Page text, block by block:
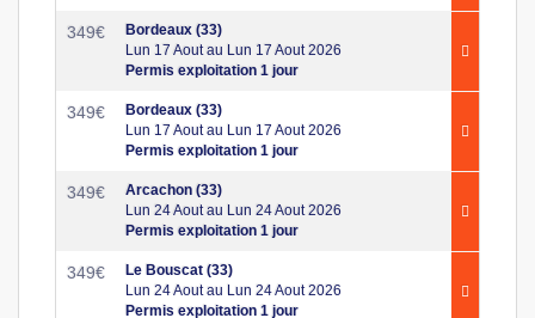
349€
Bordeaux (33)
Lun 17 Aout au Lun 17 Aout 2026
Permis exploitation 1 jour
349€
Bordeaux (33)
Lun 17 Aout au Lun 17 Aout 2026
Permis exploitation 1 jour
349€
Arcachon (33)
Lun 24 Aout au Lun 24 Aout 2026
Permis exploitation 1 jour
349€
Le Bouscat (33)
Lun 24 Aout au Lun 24 Aout 2026
Permis exploitation 1 jour